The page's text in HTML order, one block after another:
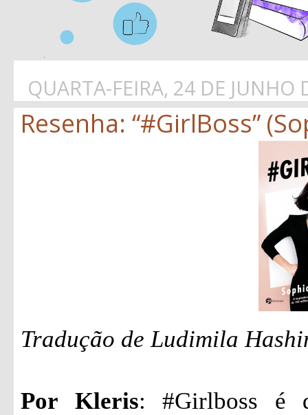
QUARTA-FEIRA, 24 DE JUNHO
Resenha: “#GirlBoss”
Tradução de Ludimila
Por Kleris: #Girlboss é